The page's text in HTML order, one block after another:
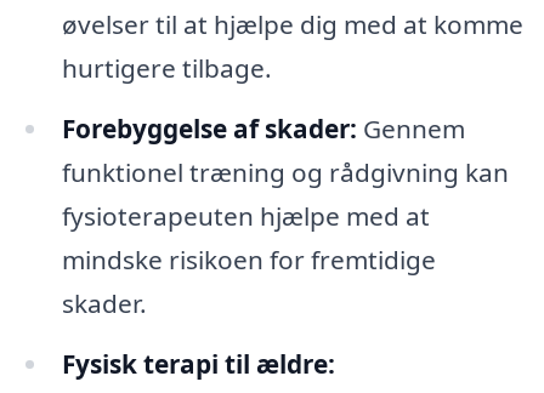
øvelser til at hjælpe dig med at komme
hurtigere tilbage.
Forebyggelse af skader: Gennem
funktionel træning og rådgivning kan
fysioterapeuten hjælpe med at
mindske risikoen for fremtidige
skader.
Fysisk terapi til ældre: